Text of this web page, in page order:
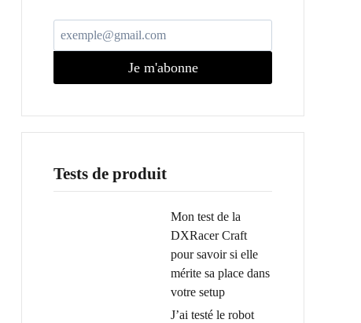
Je m'abonne
Tests de produit
Mon test de la
DXRacer Craft
pour savoir si elle
mérite sa place dans
votre setup
J’ai testé le robot